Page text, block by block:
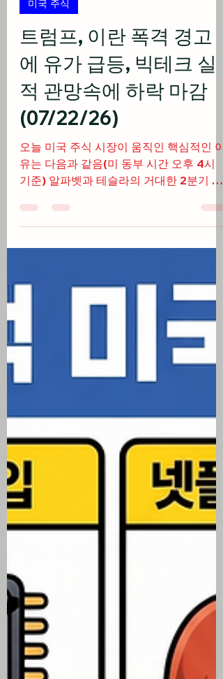
7월 22일
미국 주식
트럼프, 이란 폭격 경고
에 유가 급등, 빅테크 실
적 관망속에 하락 마감
(07/22/26)
오늘 미국 주식 시장이 움직인 핵심적인 이
기준) 알파벳과 테슬라의 거대한 2분기 실
적 발표를 앞두고 투자자들의 관망세가 짙
어진 가운데 기술주를 중심으로 광범위한
이 이란의 호르무즈 해협 도발 시 테헤란의
발전소와 교량을 직접 폭격하겠다고 경고
려가 확산되며 10년물 국채 금리가 4.66%
로 오르고 케빈 워시 연준 의장 체제 하의
단기 금리 인상 확률 급증 3대 지수는 약보
서 유틸리티, 에너지, 소재 섹터로 자금이
슈퍼마이크로 컴퓨터가 놀라운 마진 가이
던스 상향으로 20% 가까이 급등한 반면
GE 버노바와 페가시스템즈는 급락하는 등
종목별 수익률 차별화 심화 미국 주식 시황
▶ 빅테크 실적 관망세와